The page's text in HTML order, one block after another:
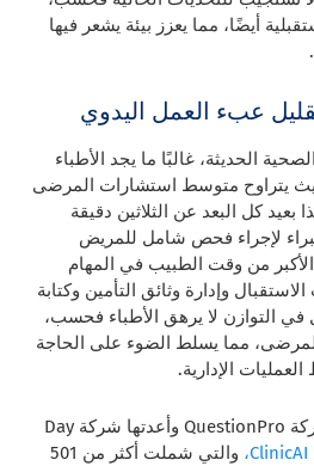
أيضًا، مما يعزز بيئة يشعر فيها
عبء العمل اليدوي
الحديثة، غالبًا ما يجد الأطباء
يتراوح متوسط استشارات المرضى
دقيقة. وهذا بعيد كل البعد عن الثلاثين دقيقة
لإجراء فحص شامل للمريض
من وقت الطبيب في المهام
وإدارة وثائق التأمين وكتابة
في التوازن لا يرهق الأطباء فحسب،
مما يسلط الضوء على الحاجة
الإدارية.
في أحدث دراسة أجرتها شركة QuestionPro وأعدتها شركة Day
والتي شملت أكثر من 501